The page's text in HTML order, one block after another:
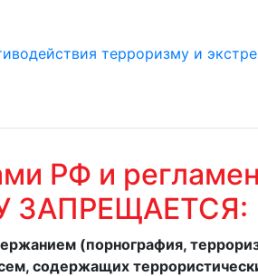
терроризму и
РФ и
ЗАПРЕЩАЕТСЯ:
(порнография,
содержащих